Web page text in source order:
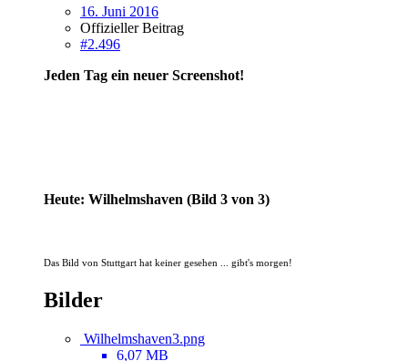
16. Juni 2016
Offizieller Beitrag
#2.496
Jeden Tag ein neuer Screenshot!
Heute: Wilhelmshaven (Bild 3 von 3)
Das Bild von Stuttgart hat keiner gesehen ... gibt's morgen!
Bilder
Wilhelmshaven3.png
6,07 MB